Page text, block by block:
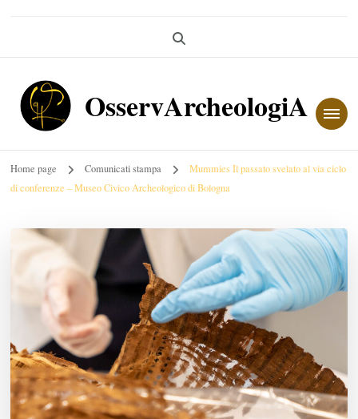
OsservArcheologiA
Home page Comunicati stampa
Mummies Il passato svelato al via ciclo
di conferenze – Museo Civico Archeologico di Bologna